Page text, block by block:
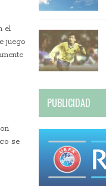
el
juego
se
PUBLICIDAD